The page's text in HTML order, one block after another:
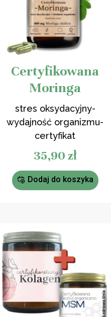
Certyfikowana
Moringa
stres oksydacyjny-
wydajność organizmu-
certyfikat
35,90 zł
Dodaj do koszyka